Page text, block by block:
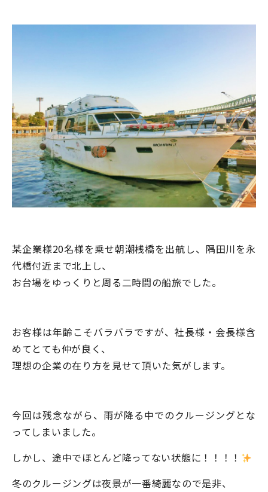
某企業様20名様を乗せ朝潮桟橋を出航し、隅田川を永
代橋付近まで北上し、
お台場をゆっくりと周る二時間の船旅でした。
お客様は年齢こそバラバラですが、社長様・会長様含
めてとても仲が良く、
理想の企業の在り方を見せて頂いた気がします。
今回は残念ながら、雨が降る中でのクルージングとな
ってしまいました。
しかし、途中でほとんど降ってない状態に！！！！
冬のクルージングは夜景が一番綺麗なので是非、